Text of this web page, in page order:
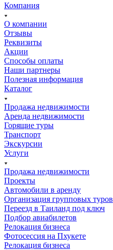
Компания
О компании
Отзывы
Реквизиты
Акции
Способы оплаты
Наши партнеры
Полезная информация
Каталог
Продажа недвижимости
Аренда недвижимости
Горящие туры
Транспорт
Экскурсии
Услуги
Продажа недвижимости
Проекты
Автомобили в аренду
Организация групповых туров
Переезд в Таиланд под ключ
Подбор авиабилетов
Релокация бизнеса
Фотоcессия на Пхукете
Релокация бизнеса